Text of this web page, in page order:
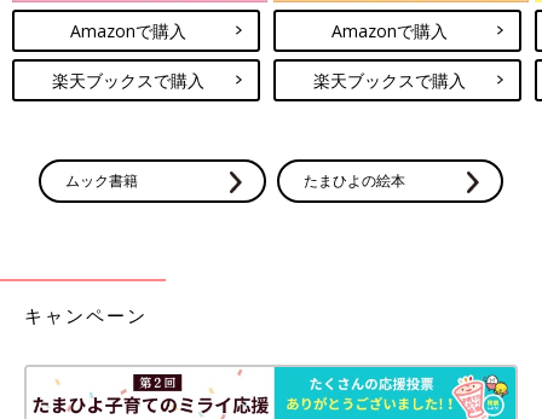
Amazonで購入
楽天ブックスで購入
Amazonで購入
楽天ブックスで購入
ムック書籍 たまひよの絵本
キャンペーン